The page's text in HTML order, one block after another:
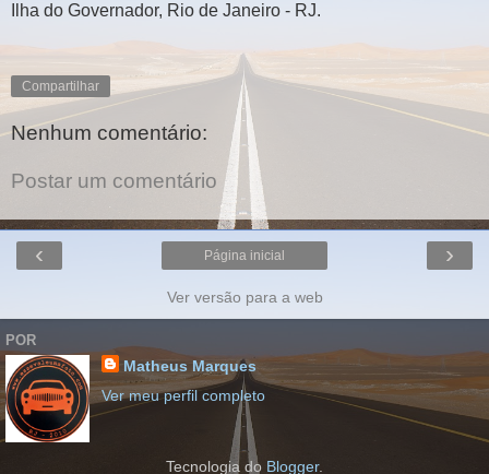
Ilha do Governador, Rio de Janeiro - RJ.
Compartilhar
Nenhum comentário:
Postar um comentário
‹ ›
Página inicial
Ver versão para a web
POR
Matheus Marques
Ver meu perfil completo
Tecnologia do Blogger.